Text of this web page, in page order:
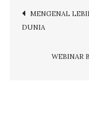
NEW
NORMAL,
Post
MENGENAL
DUNIA
WEBINAR